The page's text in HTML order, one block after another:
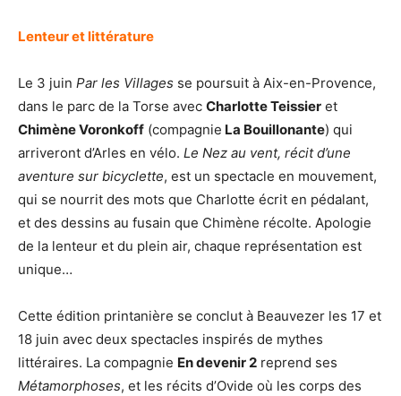
Lenteur et littérature
Le 3 juin Par les Villages se poursuit à Aix-en-Provence,
dans le parc de la Torse avec Charlotte Teissier et
Chimène Voronkoff (compagnie La Bouillonante) qui
arriveront d’Arles en vélo. Le Nez au vent, récit d’une
aventure sur bicyclette, est un spectacle en mouvement,
qui se nourrit des mots que Charlotte écrit en pédalant,
et des dessins au fusain que Chimène récolte. Apologie
de la lenteur et du plein air, chaque représentation est
unique…
Cette édition printanière se conclut à Beauvezer les 17 et
18 juin avec deux spectacles inspirés de mythes
littéraires. La compagnie En devenir 2 reprend ses
Métamorphoses, et les récits d’Ovide où les corps des